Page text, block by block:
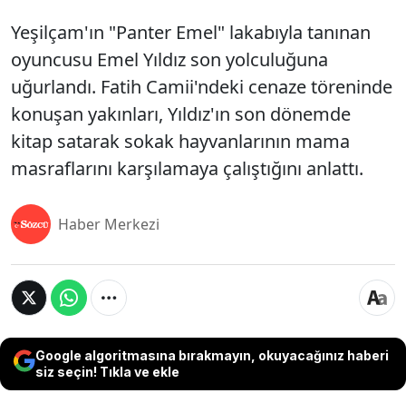
Yeşilçam'ın "Panter Emel" lakabıyla tanınan
oyuncusu Emel Yıldız son yolculuğuna
uğurlandı. Fatih Camii'ndeki cenaze töreninde
konuşan yakınları, Yıldız'ın son dönemde
kitap satarak sokak hayvanlarının mama
masraflarını karşılamaya çalıştığını anlattı.
Haber Merkezi
Google algoritmasına bırakmayın, okuyacağınız haberi
siz seçin! Tıkla ve ekle